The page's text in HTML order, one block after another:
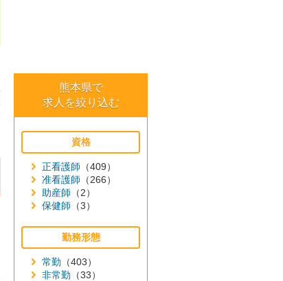
熊本県で
求人を絞り込む
資格
正看護師 （409）
准看護師 （266）
助産師 （2）
保健師 （3）
勤務形態
常勤 （403）
非常勤 （33）